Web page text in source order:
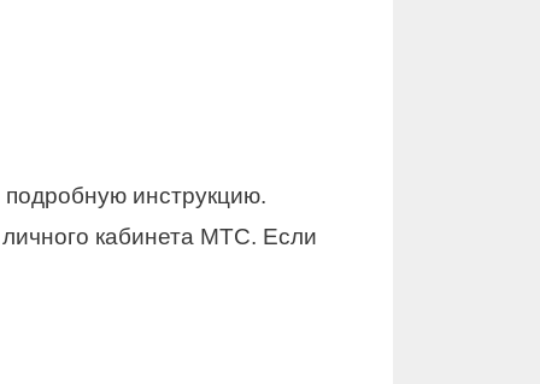
подробную инструкцию.
кабинета МТС. Если